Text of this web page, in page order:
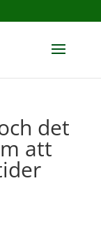
det
att